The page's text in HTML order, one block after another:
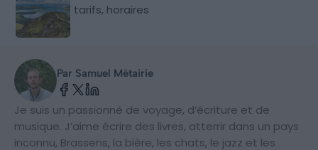
tarifs, horaires
Par Samuel Métairie
Je suis un passionné de voyage, d’écriture et de
musique. J’aime écrire des livres, atterrir dans un pays
inconnu, Brassens, la bière, les chats, le jazz et les